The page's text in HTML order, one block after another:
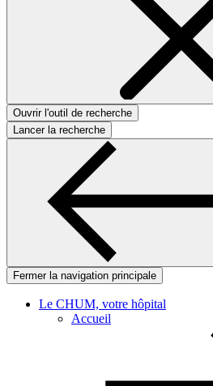
Ouvrir l'outil de recherche
Lancer la recherche
Fermer la navigation principale
Le CHUM, votre hôpital
Accueil